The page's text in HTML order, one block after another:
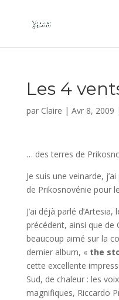
Les 4
par Claire | Avr 8, 2009 |
… des terres de
Je suis une veinarde,
de Prikosnovénie pour
J’ai déjà parlé
précédent, ainsi que de
beaucoup aimé sur la
dernier album, « the
cette excellente
Sud, de chaleur : les
magnifiques, Riccardo